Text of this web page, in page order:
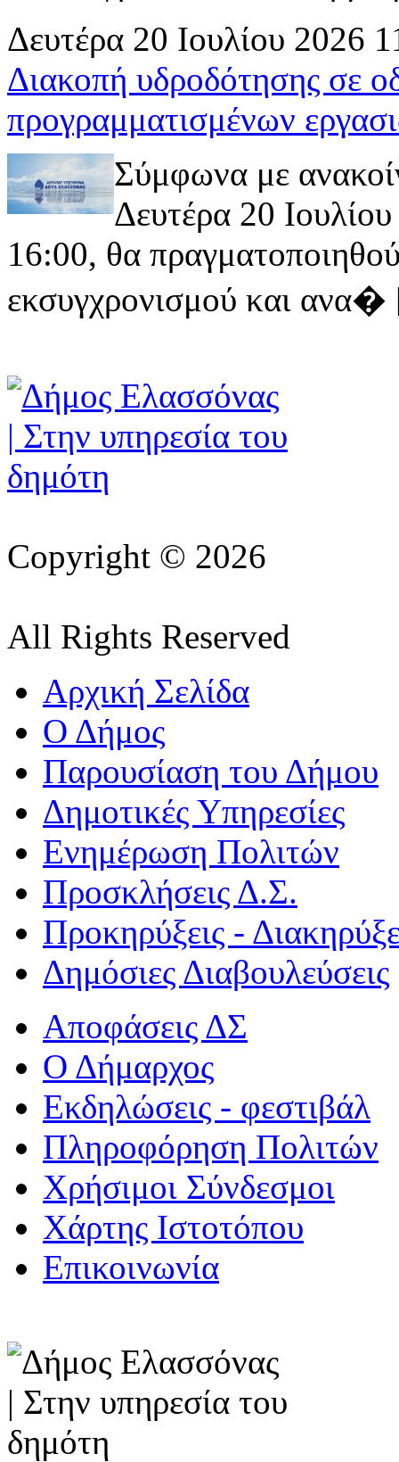
Δευτέρα 20 Ιουλίου 2026
Διακοπή υδροδότησης σε
προγραμματισμένων
Σύμφωνα με
Δευτέρα 20
16:00, θα
εκσυγχρονισμού και
Copyright © 2026
All Rights Reserved
Αρχική Σελίδα
Ο Δήμος
Παρουσίαση του Δήμου
Δημοτικές Υπηρεσίες
Ενημέρωση Πολιτών
Προσκλήσεις Δ.Σ.
Προκηρύξεις -
Δημόσιες Διαβουλεύσεις
Αποφάσεις ΔΣ
Ο Δήμαρχος
Εκδηλώσεις - φεστιβάλ
Πληροφόρηση Πολιτών
Χρήσιμοι Σύνδεσμοι
Χάρτης Ιστοτόπου
Επικοινωνία